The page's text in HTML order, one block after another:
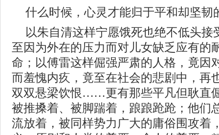
什么时候，心灵才能归于平和却坚韧
以朱自清这样宁愿饿死也绝不低头接
至因为外在的压力而对儿女缺乏应有的
命；以傅雷这样倔强严肃的人格，竟因
而羞愧内疚，竟至在社会的悲剧中，再
双双悬梁饮恨……更有那些平凡但耿直
被推搡着、被脚踹着，踉踉跄跄；他们
流放着，被同样势力广大的庸俗围攻着